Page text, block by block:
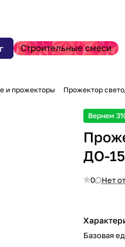
Строительные смеси
и прожекторы Прожектор
Вернем
ДО-
0 Нет
Базовая